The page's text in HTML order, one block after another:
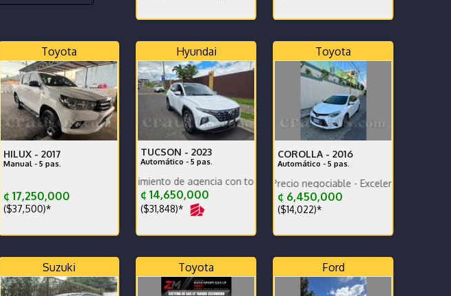
Precio negociable
Toyota
HILUX - 2017
Manual - 5 pas.
¢ 17,250,000
($37,500)*
Hyundai
TUCSON - 2023
Automático - 5 pas.
Único dueño mantenimiento de agencia con todas las recomendaciones. Versión Elegant extras
¢ 14,650,000
($31,848)*
Toyota
COROLLA - 2016
Automático - 5 pas.
Traspaso incluido - Precio negociable - Excelente estado
¢ 6,450,000
($14,022)*
Suzuki Toyota Ford